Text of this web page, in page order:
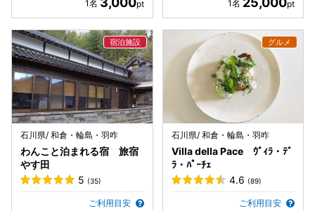
石川県/ 和倉・輪島・羽咋
わんこと泊まれる宿 旅宿
やす田
5 (35)
ご利用目安
石川県/ 和倉・輪島・羽咋
Villa della Pace ｳﾞｨﾗ・ﾃﾞ
ﾗ・ﾊﾟｰﾁｪ
4.6 (89)
ご利用目安